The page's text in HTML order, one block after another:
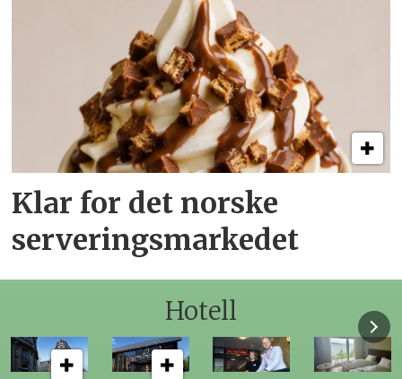
Klar for det norske
serveringsmarkedet
Hotell